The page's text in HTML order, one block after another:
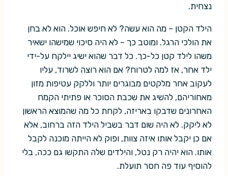
נצחית.
הילד הקטן – מה הוא עשה? לא חיפש אוכל. הוא לא בחן
את הולכי הרגל. ומוטב כך – לא היה סיכוי שמישהו ישאיר
משהו לילד קטן כל-כך. כל דבר שהוא ישיג יילקח על-ידי
ילד אחר, אז למה לטרוח? אם הוא רוצה לשרוד, עליו
לעקוב אחר מלקטים מבוגרים יותר וללקק עטיפות מזון
מאחוריהם, להשיג את שכבת הסוכר או פתיתי הקמח
האחרונים שדבקו באריזה, לקחת כל מה שהמוצא הראשון
לא ליקק. לא היה שום דבר בשביל הילד הזה ברחוב, אלא
אם כן יקבל אותו איזה צוות, ופוק לא הייתה מוכנה לקבל
אותו. הוא יהיה רק נטל, והילדים שלה התקשו גם ככה, בלי
להוסיף עוד פה חסר תועלת.